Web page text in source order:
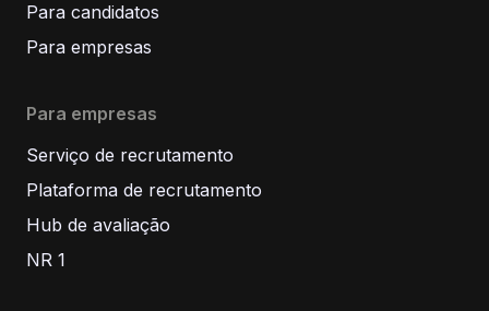
Para candidatos
Para empresas
Para empresas
Serviço de recrutamento
Plataforma de recrutamento
Hub de avaliação
NR 1